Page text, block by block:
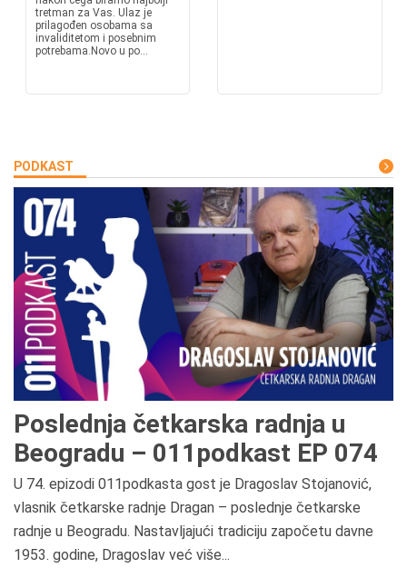
tretman za Vas. Ulaz je
prilagođen osobama sa
invaliditetom i posebnim
potrebama.Novo u po...
PODKAST
Poslednja četkarska radnja u
Beogradu – 011podkast EP 074
U 74. epizodi 011podkasta gost je Dragoslav Stojanović,
vlasnik četkarske radnje Dragan – poslednje četkarske
radnje u Beogradu. Nastavljajući tradiciju započetu davne
1953. godine, Dragoslav već više...